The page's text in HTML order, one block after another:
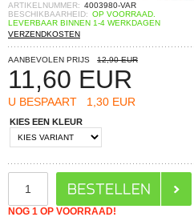
ARTIKELNUMMER: 4003980-VAR
BESCHIKBAARHEID: OP VOORRAAD.
LEVERBAAR BINNEN 1-4 WERKDAGEN
VERZENDKOSTEN
AANBEVOLEN PRIJS 12,90 EUR
11,60 EUR
U BESPAART 1,30 EUR
KIES EEN KLEUR
NOG 1 OP VOORRAAD!